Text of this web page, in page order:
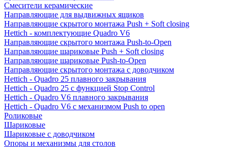
Смесители керамические
Направляющие для выдвижных ящиков
Направляющие скрытого монтажа Push + Soft closing
Hettich - комплектующие Quadro V6
Направляющие скрытого монтажа Push-to-Open
Направляющие шариковые Push + Soft closing
Направляющие шариковые Push-to-Open
Направляющие скрытого монтажа с доводчиком
Hettich - Quadro 25 плавного закрывания
Hettich - Quadro 25 с функцией Stop Control
Hettich - Quadro V6 плавного закрывания
Hettich - Quadro V6 с механизмом Push to open
Роликовые
Шариковые
Шариковые с доводчиком
Опоры и механизмы для столов